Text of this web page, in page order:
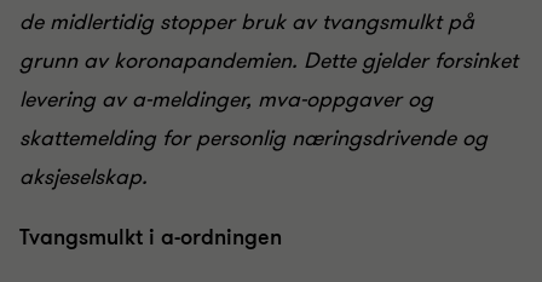
de midlertidig stopper bruk av tvangsmulkt på
grunn av koronapandemien. Dette gjelder forsinket
levering av a-meldinger, mva-oppgaver og
skattemelding for personlig næringsdrivende og
aksjeselskap.
Tvangsmulkt i a-ordningen